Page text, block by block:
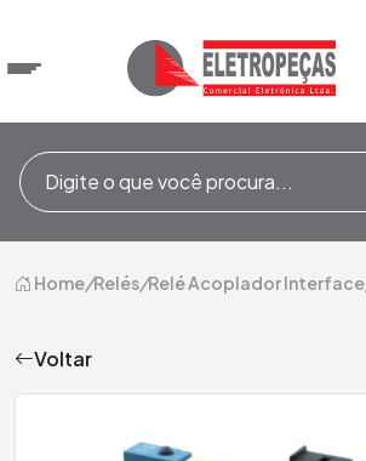
Home/Relés/Relé Acoplador Interface
Voltar